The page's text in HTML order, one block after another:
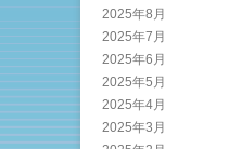
2025年8月
2025年7月
2025年6月
2025年5月
2025年4月
2025年3月